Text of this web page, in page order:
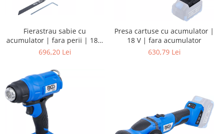
Fierastrau sabie cu
acumulator | fara perii | 18 V
| fara acumulator
696,20 Lei
Presa cartuse cu acumulator |
18 V | fara acumulator
630,79 Lei